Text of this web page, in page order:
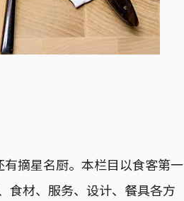
摘星名厨。本栏目以食客第一
食材、服务、设计、餐具各方